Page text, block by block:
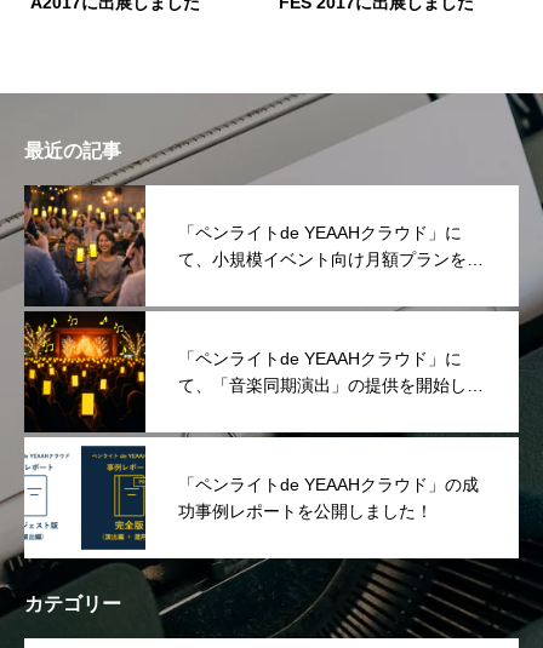
最近の記事
「ペンライトde YEAAHクラウド」に
て、小規模イベント向け月額プランを提
「ペンライトde YEAAHクラウド」に
て、「音楽同期演出」の提供を開始しま
「ペンライトde YEAAHクラウド」の成
功事例レポートを公開しました！
カテゴリー